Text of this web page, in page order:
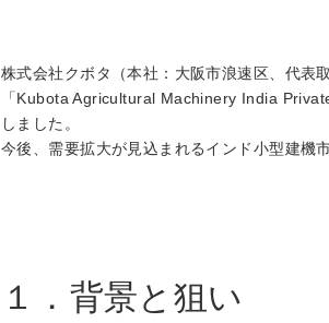
株式会社クボタ（本社：大阪市浪速区、代表
「Kubota Agricultural Machinery India
しました。
今後、需要拡大が見込まれるインド小型建機
１．背景と狙い